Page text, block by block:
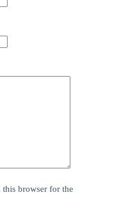
this browser for the